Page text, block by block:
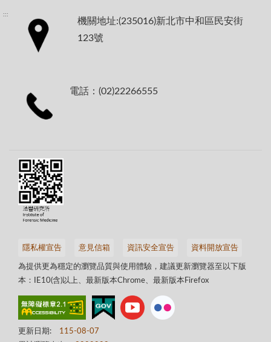
:::
機關地址:(235016)新北市中和區民安街
123號
電話：(02)22266555
隱私權宣告 意見信箱 資訊安全宣告 資料開放宣告
為提供更為穩定的瀏覽品質與使用體驗，建議更新瀏覽器至以下版
本：IE10(含)以上、最新版本Chrome、最新版本Firefox
更新日期:
115-08-07